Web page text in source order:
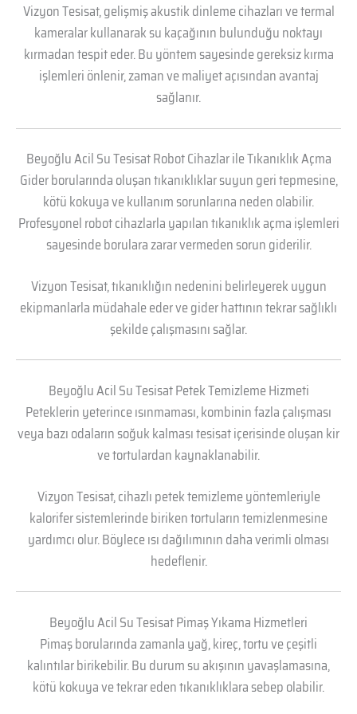
Vizyon Tesisat, gelişmiş akustik dinleme cihazları ve termal
kameralar kullanarak su kaçağının bulunduğu noktayı
kırmadan tespit eder. Bu yöntem sayesinde gereksiz kırma
işlemleri önlenir, zaman ve maliyet açısından avantaj
sağlanır.
Beyoğlu Acil Su Tesisat Robot Cihazlar ile Tıkanıklık Açma
Gider borularında oluşan tıkanıklıklar suyun geri tepmesine,
kötü kokuya ve kullanım sorunlarına neden olabilir.
Profesyonel robot cihazlarla yapılan tıkanıklık açma işlemleri
sayesinde borulara zarar vermeden sorun giderilir.
Vizyon Tesisat, tıkanıklığın nedenini belirleyerek uygun
ekipmanlarla müdahale eder ve gider hattının tekrar sağlıklı
şekilde çalışmasını sağlar.
Beyoğlu Acil Su Tesisat Petek Temizleme Hizmeti
Peteklerin yeterince ısınmaması, kombinin fazla çalışması
veya bazı odaların soğuk kalması tesisat içerisinde oluşan kir
ve tortulardan kaynaklanabilir.
Vizyon Tesisat, cihazlı petek temizleme yöntemleriyle
kalorifer sistemlerinde biriken tortuların temizlenmesine
yardımcı olur. Böylece ısı dağılımının daha verimli olması
hedeflenir.
Beyoğlu Acil Su Tesisat Pimaş Yıkama Hizmetleri
Pimaş borularında zamanla yağ, kireç, tortu ve çeşitli
kalıntılar birikebilir. Bu durum su akışının yavaşlamasına,
kötü kokuya ve tekrar eden tıkanıklıklara sebep olabilir.